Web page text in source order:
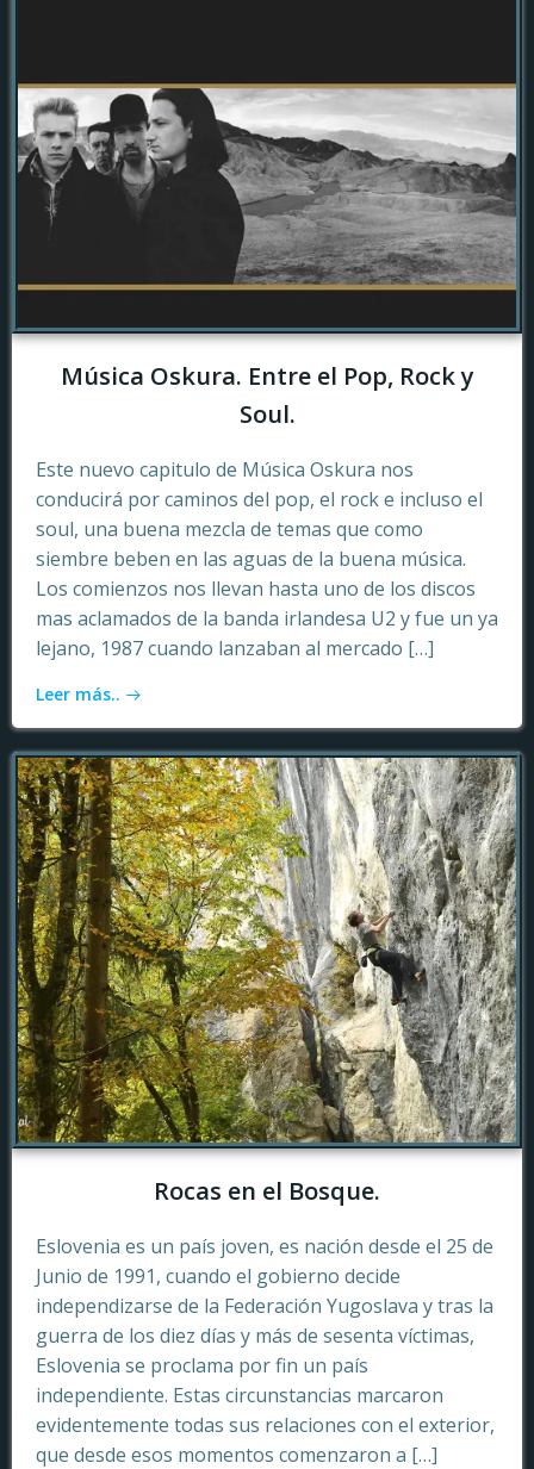
Música Oskura. Entre el Pop, Rock y
Soul.
Este nuevo capitulo de Música Oskura nos
conducirá por caminos del pop, el rock e incluso el
soul, una buena mezcla de temas que como
siembre beben en las aguas de la buena música.
Los comienzos nos llevan hasta uno de los discos
mas aclamados de la banda irlandesa U2 y fue un ya
lejano, 1987 cuando lanzaban al mercado […]
Leer más..
Rocas en el Bosque.
Eslovenia es un país joven, es nación desde el 25 de
Junio de 1991, cuando el gobierno decide
independizarse de la Federación Yugoslava y tras la
guerra de los diez días y más de sesenta víctimas,
Eslovenia se proclama por fin un país
independiente. Estas circunstancias marcaron
evidentemente todas sus relaciones con el exterior,
que desde esos momentos comenzaron a […]